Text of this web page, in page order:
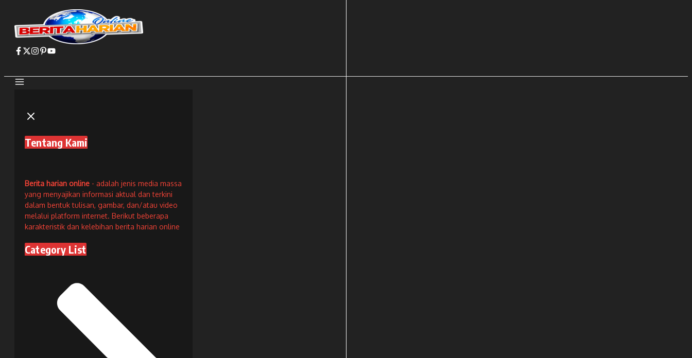
konten
Tentang Kami
Berita harian online - adalah jenis media massa
yang menyajikan informasi aktual dan terkini
dalam bentuk tulisan, gambar, dan/atau video
melalui platform internet. Berikut beberapa
karakteristik dan kelebihan berita harian online
Category List